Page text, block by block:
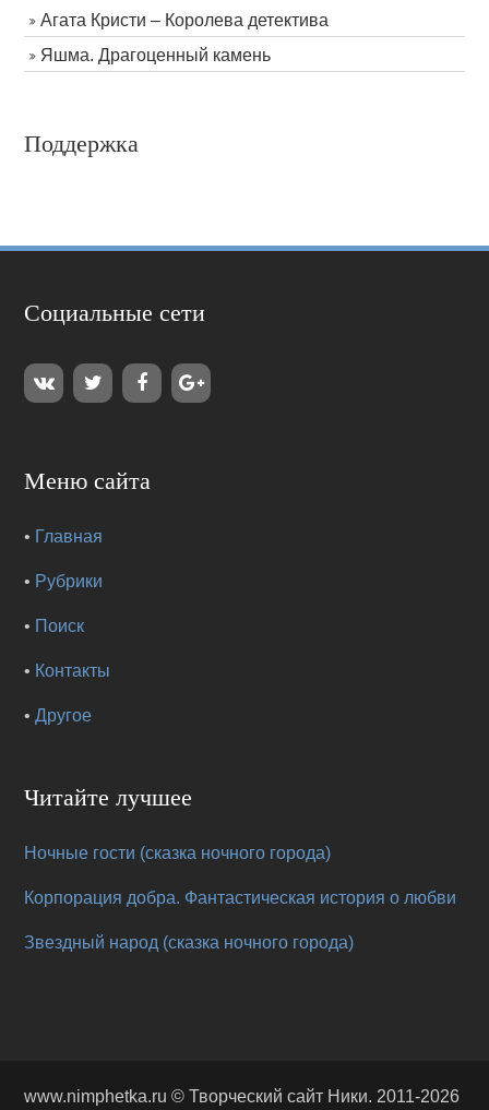
Агата Кристи – Королева детектива
Яшма. Драгоценный камень
Поддержка
Социальные сети
Меню сайта
• Главная
• Рубрики
• Поиск
• Контакты
•Другое
Читайте лучшее
Ночные гости (сказка ночного города)
Корпорация добра. Фантастическая история о любви
Звездный народ (сказка ночного города)
www.nimphetka.ru ©Творческий сайт Ники. 2011-2026